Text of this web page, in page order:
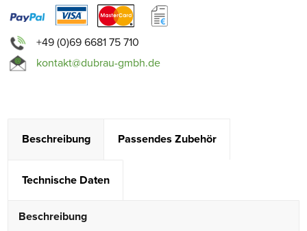
+49 (0)69 6681 75 710
kontakt@dubrau-gmbh.de
Beschreibung Passendes Zubehör
Technische Daten
Beschreibung